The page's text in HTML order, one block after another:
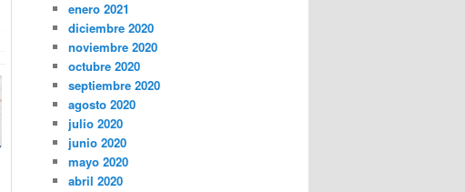
enero 2021
diciembre 2020
noviembre 2020
octubre 2020
septiembre 2020
agosto 2020
julio 2020
junio 2020
mayo 2020
abril 2020